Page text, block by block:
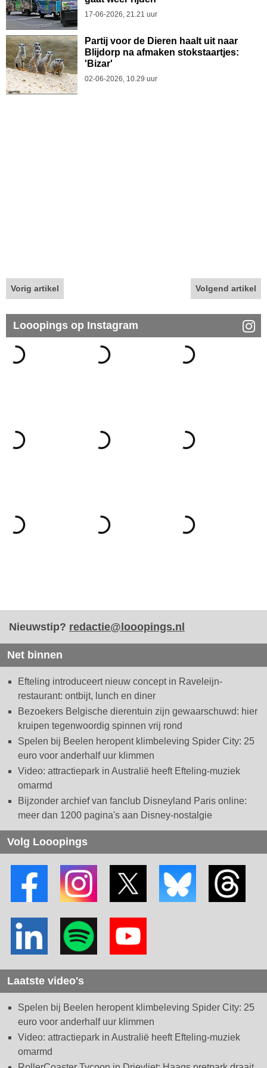
17-06-2026, 21.21 uur
Partij voor de Dieren haalt uit naar
Blijdorp na afmaken stokstaartjes:
'Bizar'
02-06-2026, 10.29 uur
Vorig artikel Volgend artikel
Looopings op Instagram
Nieuwstip? redactie@looopings.nl
Net binnen
Efteling introduceert nieuw concept in Raveleijn-
restaurant: ontbijt, lunch en diner
Bezoekers Belgische dierentuin zijn gewaarschuwd: hier
kruipen tegenwoordig spinnen vrij rond
Spelen bij Beelen heropent klimbeleving Spider City: 25
euro voor anderhalf uur klimmen
Video: attractiepark in Australië heeft Efteling-muziek
omarmd
Bijzonder archief van fanclub Disneyland Paris online:
meer dan 1200 pagina's aan Disney-nostalgie
Volg Looopings
Laatste video's
Spelen bij Beelen heropent klimbeleving Spider City: 25
euro voor anderhalf uur klimmen
Video: attractiepark in Australië heeft Efteling-muziek
omarmd